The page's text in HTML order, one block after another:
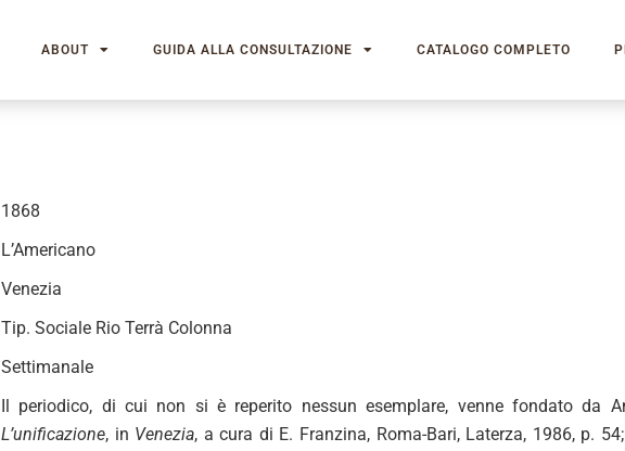
ABOUT GUIDA ALLA CONSULTAZIONE CATALOGO COMPLETO
1868
L’Americano
Venezia
Tip. Sociale Rio Terrà Colonna
Settimanale
Il periodico, di cui non si è reperito nessun esemplare, venne fondato da
L’unificazione, in Venezia, a cura di E. Franzina, Roma-Bari, Laterza, 1986, p.